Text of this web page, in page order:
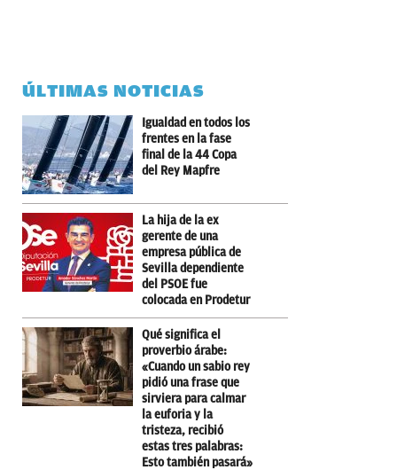
ÚLTIMAS NOTICIAS
Igualdad en todos los
frentes en la fase
final de la 44 Copa
del Rey Mapfre
La hija de la ex
gerente de una
empresa pública de
Sevilla dependiente
del PSOE fue
colocada en Prodetur
Qué significa el
proverbio árabe:
«Cuando un sabio rey
pidió una frase que
sirviera para calmar
la euforia y la
tristeza, recibió
estas tres palabras:
Esto también pasará»